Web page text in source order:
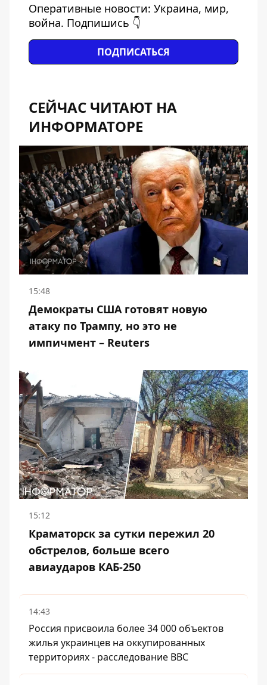
Оперативные новости: Украина, мир,
война. Подпишись 👇
ПОДПИСАТЬСЯ
СЕЙЧАС ЧИТАЮТ НА
ИНФОРМАТОРЕ
15:48
Демократы США готовят новую
атаку по Трампу, но это не
импичмент – Reuters
15:12
Краматорск за сутки пережил 20
обстрелов, больше всего
авиаударов КАБ-250
14:43
Россия присвоила более 34 000 объектов
жилья украинцев на оккупированных
территориях - расследование BBC